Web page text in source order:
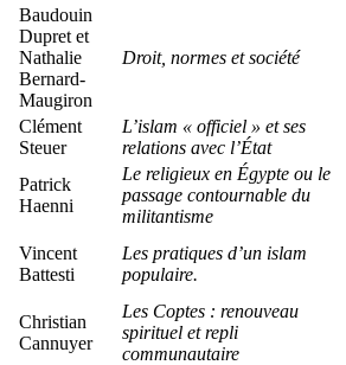
Baudouin
Dupret et
Nathalie
Bernard-
Maugiron
Droit, normes et société
Clément
Steuer
L’islam « officiel » et ses
relations avec l’État
Patrick
Haenni
Le religieux en Égypte ou le
passage contournable du
militantisme
Vincent
Battesti
Les pratiques d’un islam
populaire.
Christian
Cannuyer
Les Coptes : renouveau
spirituel et repli
communautaire